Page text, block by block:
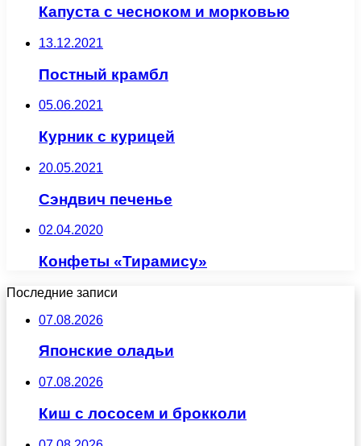
Капуста с чесноком и морковью
13.12.2021
Постный крамбл
05.06.2021
Курник с курицей
20.05.2021
Сэндвич печенье
02.04.2020
Конфеты «Тирамису»
Последние записи
07.08.2026
Японские оладьи
07.08.2026
Киш с лососем и брокколи